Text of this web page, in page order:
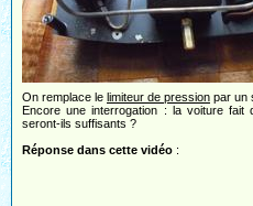
On remplace le limiteur de pression par un
Encore une interrogation : la voiture
seront-ils suffisants ?
Réponse dans cette vidéo :